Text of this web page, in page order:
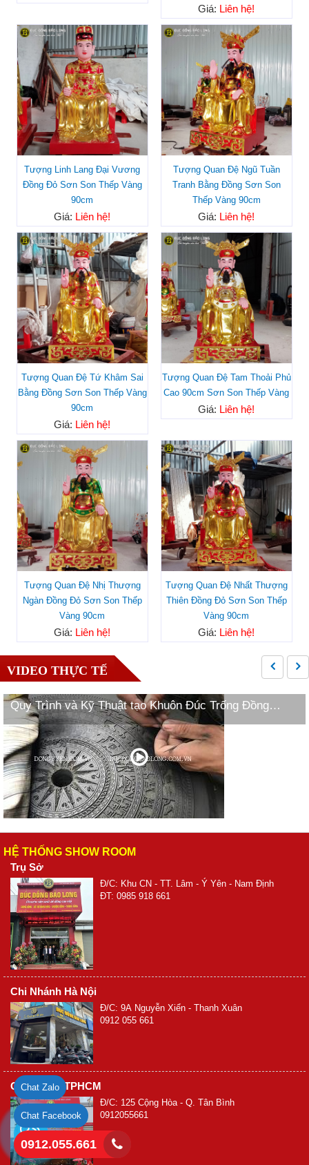
Chat Zalo
Chat Facebook
0912.055.661
Giá: Liên hệ!
Tượng Linh Lang Đại Vương
Đồng Đỏ Sơn Son Thếp Vàng
90cm
Giá: Liên hệ!
Tượng Quan Đệ Ngũ Tuần
Tranh Bằng Đồng Sơn Son
Thếp Vàng 90cm
Giá: Liên hệ!
Tượng Quan Đệ Tứ Khâm Sai
Bằng Đồng Sơn Son Thếp Vàng
90cm
Giá: Liên hệ!
Tượng Quan Đệ Tam Thoải Phủ
Cao 90cm Sơn Son Thếp Vàng
Giá: Liên hệ!
Tượng Quan Đệ Nhị Thượng
Ngàn Đồng Đỏ Sơn Son Thếp
Vàng 90cm
Giá: Liên hệ!
Tượng Quan Đệ Nhất Thượng
Thiên Đồng Đỏ Sơn Son Thếp
Vàng 90cm
Giá: Liên hệ!
VIDEO THỰC TẾ
Quy Trình và Kỹ Thuật tạo Khuôn Đúc Trống Đồng
Ngọc Lũ
HỆ THỐNG SHOW ROOM
Trụ Sở
Đ/C: Khu CN - TT. Lâm - Ý Yên - Nam Định
ĐT: 0985 918 661
Chi Nhánh Hà Nội
Đ/C: 9A Nguyễn Xiển - Thanh Xuân
0912 055 661
Chi Nhánh TPHCM
Đ/C: 125 Cộng Hòa - Q. Tân Bình
0912055661